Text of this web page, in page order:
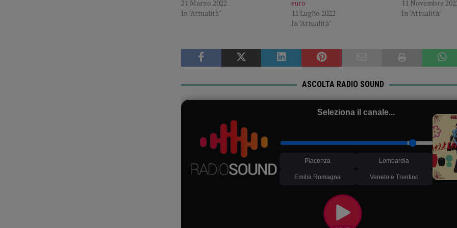
21 Marzo 2022
In "Attualità"
euro
11 Luglio 2022
In "Attualità"
11 Novembre
In "Attualità"
ASCOLTA RADIO SOUND
Seleziona il canale...
Piacenza Lombardia
Emilia Romagna Veneto e Trentino